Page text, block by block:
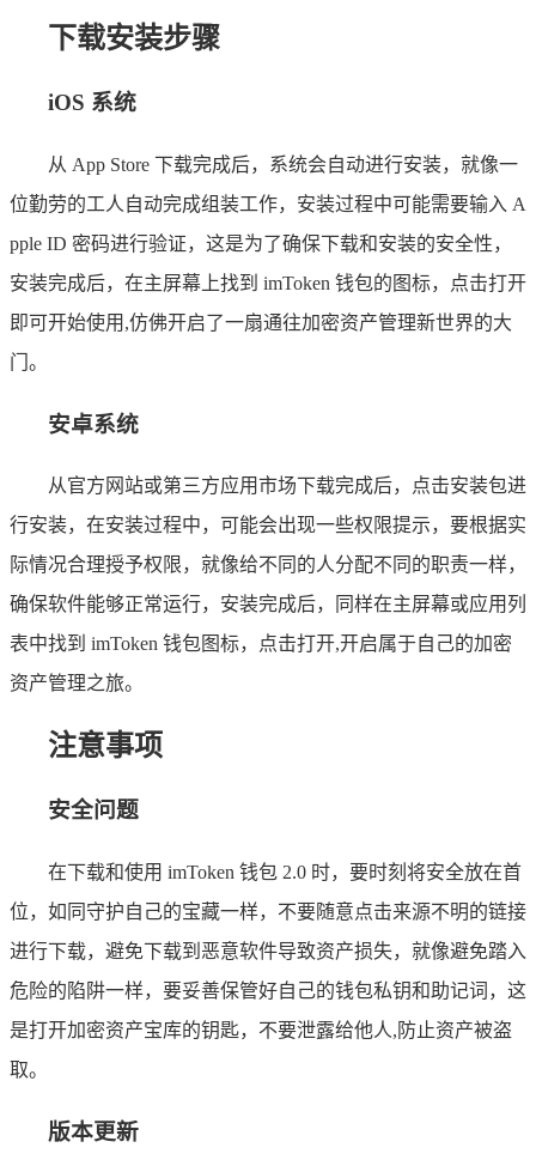
下载安装步骤
iOS 系统
从 App Store 下载完成后，系统会自动进行安装，就像一
位勤劳的工人自动完成组装工作，安装过程中可能需要输入 A
pple ID 密码进行验证，这是为了确保下载和安装的安全性，
安装完成后，在主屏幕上找到 imToken 钱包的图标，点击打开
即可开始使用,仿佛开启了一扇通往加密资产管理新世界的大
门。
安卓系统
从官方网站或第三方应用市场下载完成后，点击安装包进
行安装，在安装过程中，可能会出现一些权限提示，要根据实
际情况合理授予权限，就像给不同的人分配不同的职责一样，
确保软件能够正常运行，安装完成后，同样在主屏幕或应用列
表中找到 imToken 钱包图标，点击打开,开启属于自己的加密
资产管理之旅。
注意事项
安全问题
在下载和使用 imToken 钱包 2.0 时，要时刻将安全放在首
位，如同守护自己的宝藏一样，不要随意点击来源不明的链接
进行下载，避免下载到恶意软件导致资产损失，就像避免踏入
危险的陷阱一样，要妥善保管好自己的钱包私钥和助记词，这
是打开加密资产宝库的钥匙，不要泄露给他人,防止资产被盗
取。
版本更新